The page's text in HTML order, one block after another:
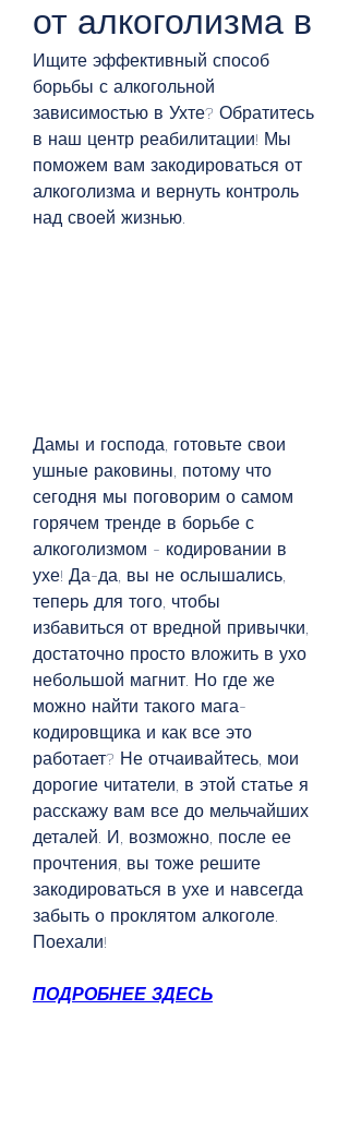
от алкоголизма в
Ищите эффективный способ
борьбы с алкогольной
зависимостью в Ухте? Обратитесь
в наш центр реабилитации! Мы
поможем вам закодироваться от
алкоголизма и вернуть контроль
над своей жизнью.
Дамы и господа, готовьте свои
ушные раковины, потому что
сегодня мы поговорим о самом
горячем тренде в борьбе с
алкоголизмом - кодировании в
ухе! Да-да, вы не ослышались,
теперь для того, чтобы
избавиться от вредной привычки,
достаточно просто вложить в ухо
небольшой магнит. Но где же
можно найти такого мага-
кодировщика и как все это
работает? Не отчаивайтесь, мои
дорогие читатели, в этой статье я
расскажу вам все до мельчайших
деталей. И, возможно, после ее
прочтения, вы тоже решите
закодироваться в ухе и навсегда
забыть о проклятом алкоголе.
Поехали!
ПОДРОБНЕЕ ЗДЕСЬ